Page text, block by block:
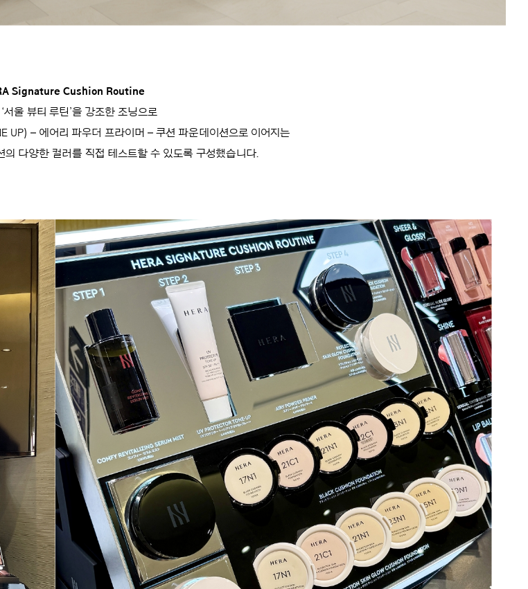
Signature Cushion Routine
서울 뷰티 루틴’을 강조한 조닝으로
UP) – 에어리 파우더 프라이머 – 쿠션 파운데이션으로 이어지는
다양한 컬러를 직접 테스트할 수 있도록 구성했습니다.